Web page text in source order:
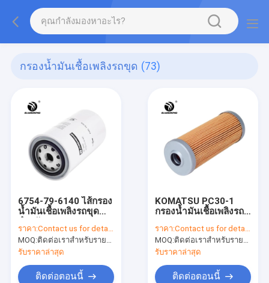
กรองน้ำมันเชื้อเพลิงรถขุด (73)
6754-79-6140 ไส้กรอง
น้ำมันเชื้อเพลิงรถขุด
ราคา:Contact us for details
MOQ:ติดต่อเราสำหรับรายละเอียด
รับราคาล่าสุด
ติดต่อตอนนี้
KOMATSU PC30-1
กรองน้ำมันเชื้อเพลิงรถ
ราคา:Contact us for details
MOQ:ติดต่อเราสำหรับรายละเอียด
รับราคาล่าสุด
ติดต่อตอนนี้